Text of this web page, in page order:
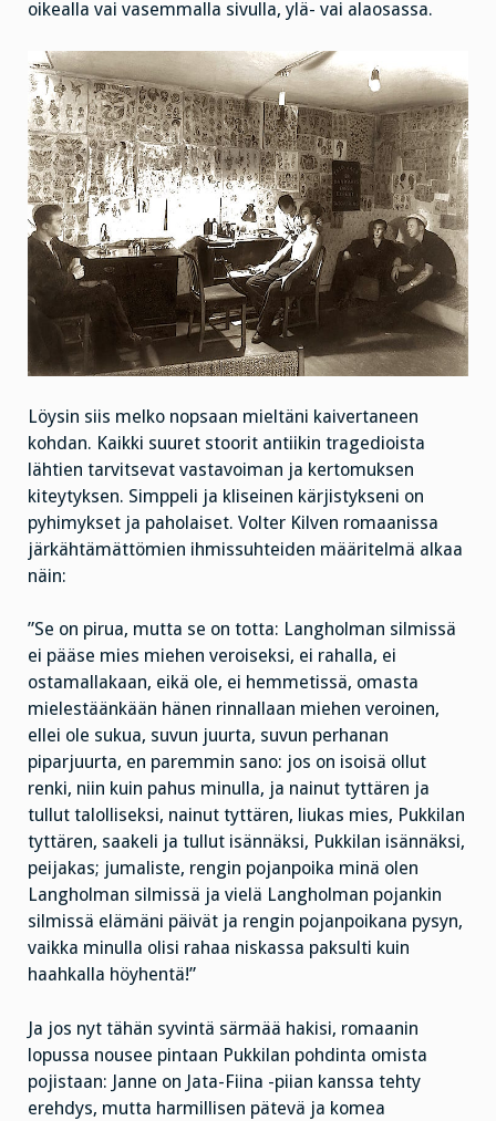
oikealla vai vasemmalla sivulla, ylä- vai alaosassa.
Löysin siis melko nopsaan mieltäni kaivertaneen
kohdan. Kaikki suuret stoorit antiikin tragedioista
lähtien tarvitsevat vastavoiman ja kertomuksen
kiteytyksen. Simppeli ja kliseinen kärjistykseni on
pyhimykset ja paholaiset. Volter Kilven romaanissa
järkähtämättömien ihmissuhteiden määritelmä alkaa
näin:
”Se on pirua, mutta se on totta: Langholman silmissä
ei pääse mies miehen veroiseksi, ei rahalla, ei
ostamallakaan, eikä ole, ei hemmetissä, omasta
mielestäänkään hänen rinnallaan miehen veroinen,
ellei ole sukua, suvun juurta, suvun perhanan
piparjuurta, en paremmin sano: jos on isoisä ollut
renki, niin kuin pahus minulla, ja nainut tyttären ja
tullut talolliseksi, nainut tyttären, liukas mies, Pukkilan
tyttären, saakeli ja tullut isännäksi, Pukkilan isännäksi,
peijakas; jumaliste, rengin pojanpoika minä olen
Langholman silmissä ja vielä Langholman pojankin
silmissä elämäni päivät ja rengin pojanpoikana pysyn,
vaikka minulla olisi rahaa niskassa paksulti kuin
haahkalla höyhentä!”
Ja jos nyt tähän syvintä särmää hakisi, romaanin
lopussa nousee pintaan Pukkilan pohdinta omista
pojistaan: Janne on Jata-Fiina -piian kanssa tehty
erehdys, mutta harmillisen pätevä ja komea